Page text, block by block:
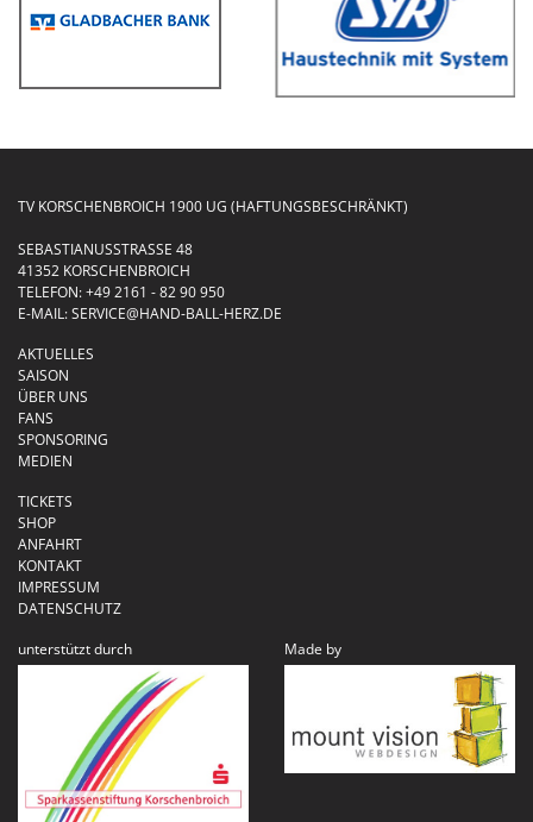
TV KORSCHENBROICH 1900 UG (HAFTUNGSBESCHRÄNKT)
SEBASTIANUSSTRASSE 48
41352 KORSCHENBROICH
TELEFON:+49 2161 - 82 90 950
E-MAIL:SERVICE@HAND-BALL-HERZ.DE
AKTUELLES
SAISON
ÜBER UNS
FANS
SPONSORING
MEDIEN
TICKETS
SHOP
ANFAHRT
KONTAKT
IMPRESSUM
DATENSCHUTZ
unterstützt durch
Made by